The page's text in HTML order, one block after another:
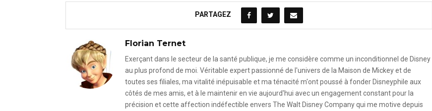
PARTAGEZ
Florian Ternet
Exerçant dans le secteur de la santé publique, je me considère comme un inconditionnel de Disney
au plus profond de moi. Véritable expert passionné de l'univers de la Maison de Mickey et de
toutes ses filiales, ma vitalité inépuisable et ma ténacité m'ont poussé à fonder Disneyphile aux
côtés de mes amis, et à le maintenir en vie aujourd'hui avec un engagement constant pour la
précision et cette affection indéfectible envers The Walt Disney Company qui me motive depuis